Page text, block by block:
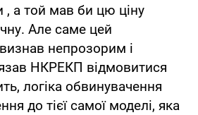
, а той мав би цю ціну
Але саме цей
непрозорим і
НКРЕКП відмовитися
логіка обвинувачення
до тієї самої моделі, яка